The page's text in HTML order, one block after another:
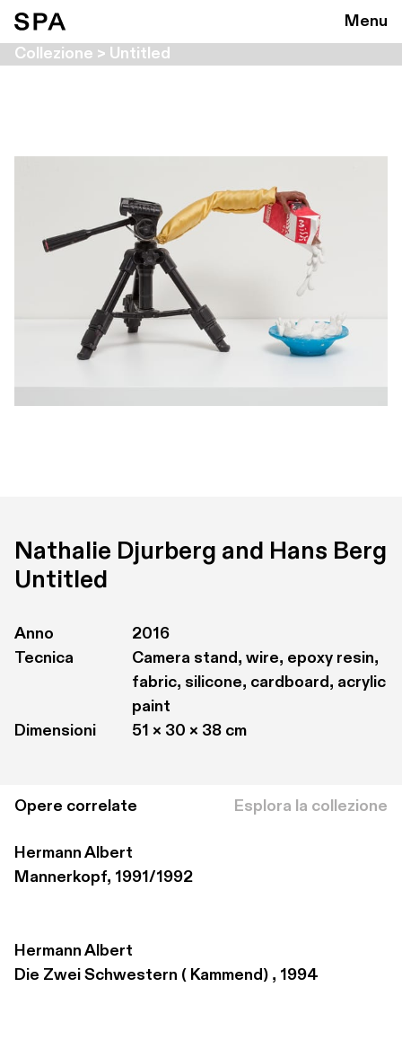
Menu
Collezione > Untitled
Nathalie Djurberg and Hans Berg
Untitled
Anno
2016
Tecnica
Camera stand, wire, epoxy resin,
fabric, silicone, cardboard, acrylic
paint
Dimensioni
51 × 30 × 38 cm
Opere correlate Esplora la collezione
Hermann Albert
Mannerkopf, 1991/1992
Hermann Albert
Die Zwei Schwestern ( Kammend) , 1994